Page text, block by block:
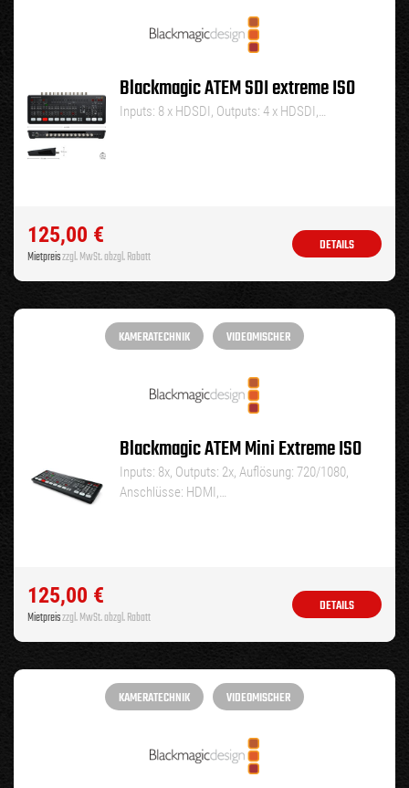
Blackmagic ATEM SDI extreme ISO
Inputs: 8 x HDSDI, Outputs: 4 x HDSDI,…
125,00 €
Mietpreiszzgl. MwSt. abzgl. Rabatt
DETAILS
KAMERATECHNIK VIDEOMISCHER
Blackmagic ATEM Mini Extreme ISO
Inputs: 8x, Outputs: 2x, Auflösung: 720/1080,
Anschlüsse: HDMI,…
125,00 €
Mietpreiszzgl. MwSt. abzgl. Rabatt
DETAILS
KAMERATECHNIK VIDEOMISCHER